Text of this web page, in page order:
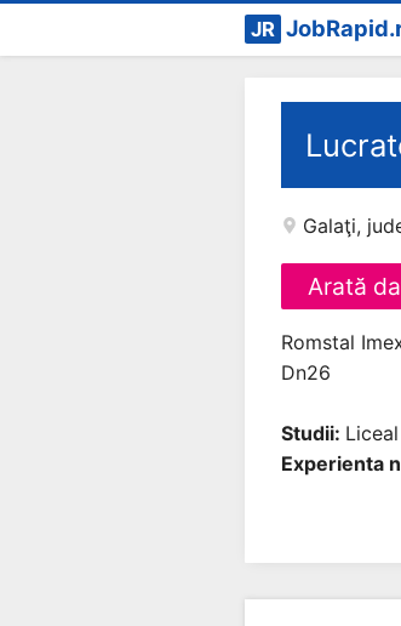
JR
Galaţi,
Arată
Romstal
Dn26
Studii:
Experienta